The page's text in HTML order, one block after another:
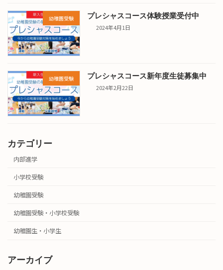
幼稚園受験 プレシャスコース体験授業受付中
2024年4月1日
幼稚園受験 プレシャスコース新年度生徒募集中
2024年2月22日
カテゴリー
内部進学
小学校受験
幼稚園受験
幼稚園受験・小学校受験
幼稚園生・小学生
アーカイブ